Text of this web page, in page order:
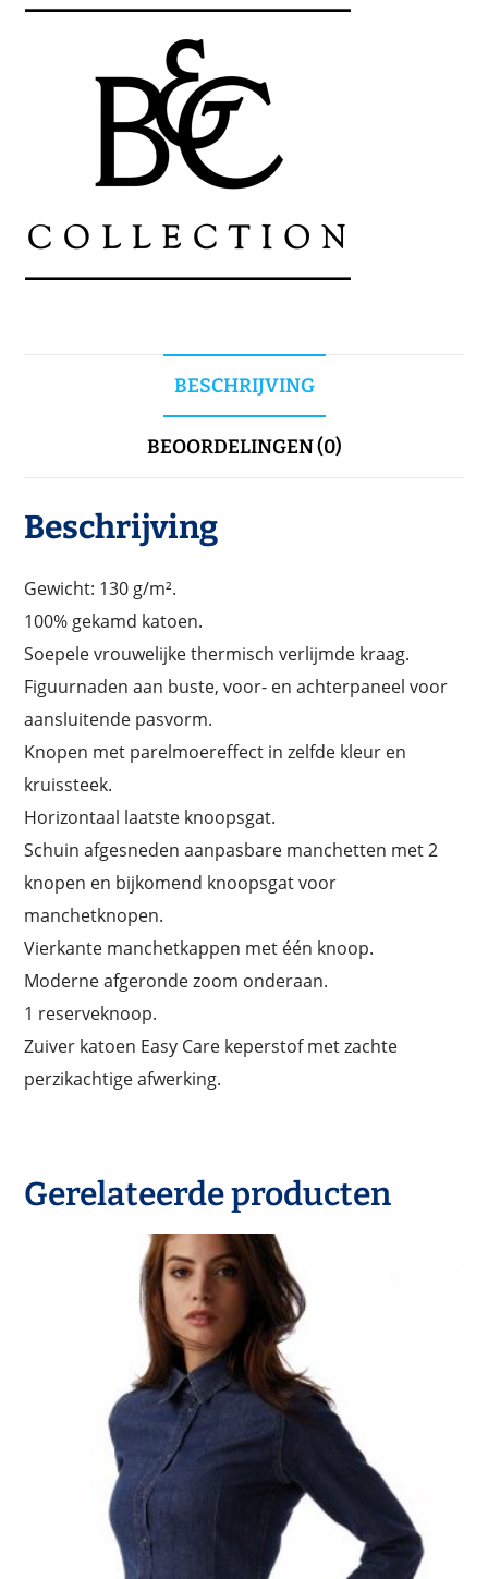
BESCHRIJVING
BEOORDELINGEN (0)
Beschrijving
Gewicht: 130 g/m².
100% gekamd katoen.
Soepele vrouwelijke thermisch verlijmde kraag.
Figuurnaden aan buste, voor- en achterpaneel voor
aansluitende pasvorm.
Knopen met parelmoereffect in zelfde kleur en
kruissteek.
Horizontaal laatste knoopsgat.
Schuin afgesneden aanpasbare manchetten met 2
knopen en bijkomend knoopsgat voor
manchetknopen.
Vierkante manchetkappen met één knoop.
Moderne afgeronde zoom onderaan.
1 reserveknoop.
Zuiver katoen Easy Care keperstof met zachte
perzikachtige afwerking.
Gerelateerde producten